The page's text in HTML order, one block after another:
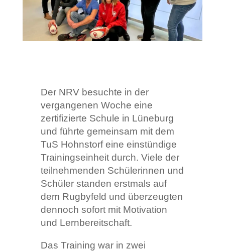
Der NRV besuchte in der
vergangenen Woche eine
zertifizierte Schule in Lüneburg
und führte gemeinsam mit dem
TuS Hohnstorf eine einstündige
Trainingseinheit durch. Viele der
teilnehmenden Schülerinnen und
Schüler standen erstmals auf
dem Rugbyfeld und überzeugten
dennoch sofort mit Motivation
und Lernbereitschaft.
Das Training war in zwei